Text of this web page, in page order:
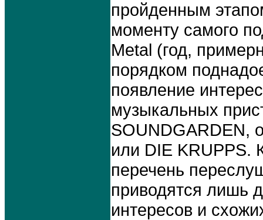
пройденным
моменту самого
Metal (год,
порядком
появление
музыкальных
SOUNDGARDEN,
или DIE KRUPPS.
перечень
приводятся лишь
интересов и